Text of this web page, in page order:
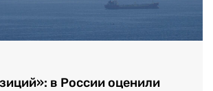
в России оценили